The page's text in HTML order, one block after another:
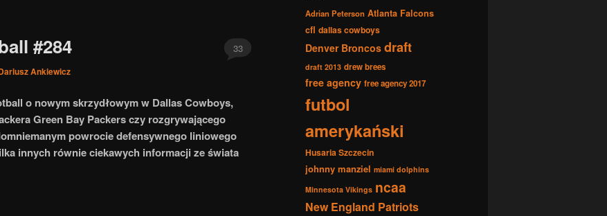
#284
Ankiewicz
33
o nowym skrzydłowym w Dallas Cowboys,
Green Bay Packers czy rozgrywającego
powrocie defensywnego liniowego
innych równie ciekawych informacji ze świata
Adrian Peterson Atlanta Falcons
cfl dallas cowboys
Denver Broncos draft
draft 2013 drew brees
free agency free agency 2017
futbol
amerykański
Husaria Szczecin
johnny manziel miami dolphins
Minnesota Vikings ncaa
New England Patriots